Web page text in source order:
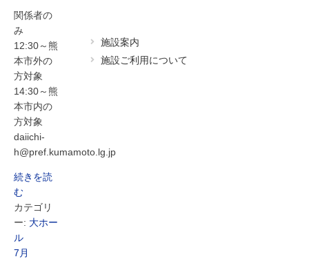
関係者の
み
12:30～熊
本市外の
方対象
14:30～熊
本市内の
方対象
daiichi-
h@pref.kumamoto.lg.jp
続きを読
む
カテゴリ
ー: 大ホー
ル
7月
施設案内
施設ご利用について